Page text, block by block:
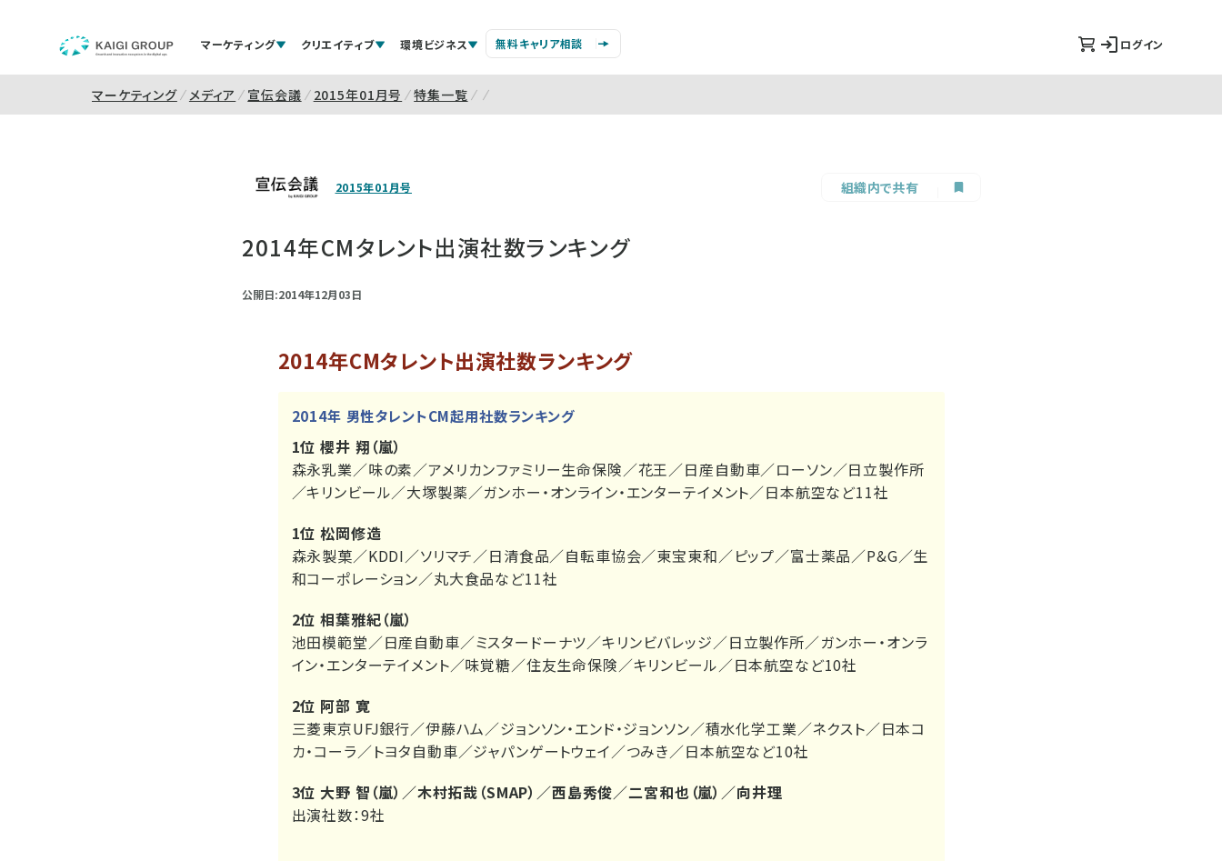
マーケティング クリエイティブ 環境ビジネス 無料キャリア相談 ログイン
マーケティング メディア 宣伝会議 2015年01月号 特集一覧
2015年01月号 組織内で共有
2014年CMタレント出演社数ランキング
公開日:2014年12月03日
2014年CMタレント出演社数ランキング
2014年 男性タレントCM起用社数ランキング
1位 櫻井 翔（嵐）
森永乳業／味の素／アメリカンファミリー生命保険／花王／日産自動車／ローソン／日立製作所
／キリンビール／大塚製薬／ガンホー・オンライン・エンターテイメント／日本航空など11社
1位 松岡修造
森永製菓／KDDI／ソリマチ／日清食品／自転車協会／東宝東和／ピップ／富士薬品／P&G／生
和コーポレーション／丸大食品など11社
2位 相葉雅紀（嵐）
池田模範堂／日産自動車／ミスタードーナツ／キリンビバレッジ／日立製作所／ガンホー・オンラ
イン・エンターテイメント／味覚糖／住友生命保険／キリンビール／日本航空など10社
2位 阿部 寛
三菱東京UFJ銀行／伊藤ハム／ジョンソン・エンド・ジョンソン／積水化学工業／ネクスト／日本コ
カ・コーラ／トヨタ自動車／ジャパンゲートウェイ／つみき／日本航空など10社
3位 大野 智（嵐）／木村拓哉（SMAP）／西島秀俊／二宮和也（嵐）／向井理
出演社数：9社